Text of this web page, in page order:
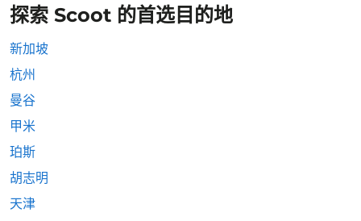
探索 Scoot 的首选目的地
新加坡
杭州
曼谷
甲米
珀斯
胡志明
天津